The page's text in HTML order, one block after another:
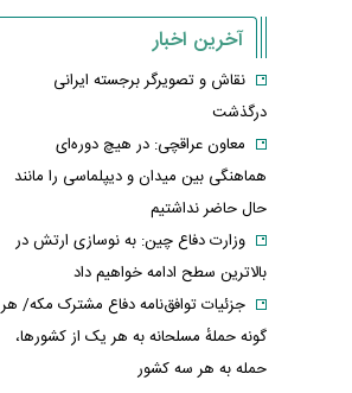
آخرین اخبار
نقاش و تصویرگر برجسته ایرانی
درگذشت
معاون عراقچی: در هیچ دوره‌ای
هماهنگی بین میدان و دیپلماسی را مانند
حال حاضر نداشتیم
وزارت دفاع چین: به نوسازی ارتش در
بالاترین سطح ادامه خواهیم داد
جزئیات توافق‌نامه دفاع مشترک مکه/ هر
گونه حملهٔ مسلحانه به هر یک از کشورها،
حمله به هر سه کشور